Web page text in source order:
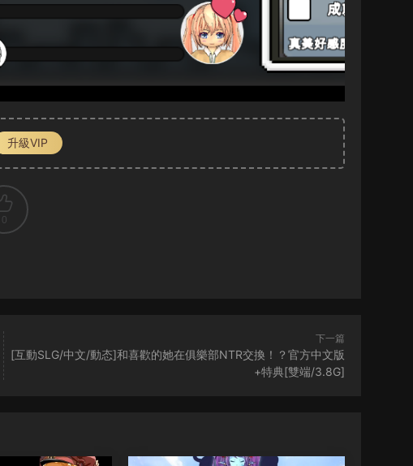
升級VIP
0
下一篇
[互動SLG/中文/動态]和喜歡的她在俱樂部NTR交換！？官方中文版
+特典[雙端/3.8G]